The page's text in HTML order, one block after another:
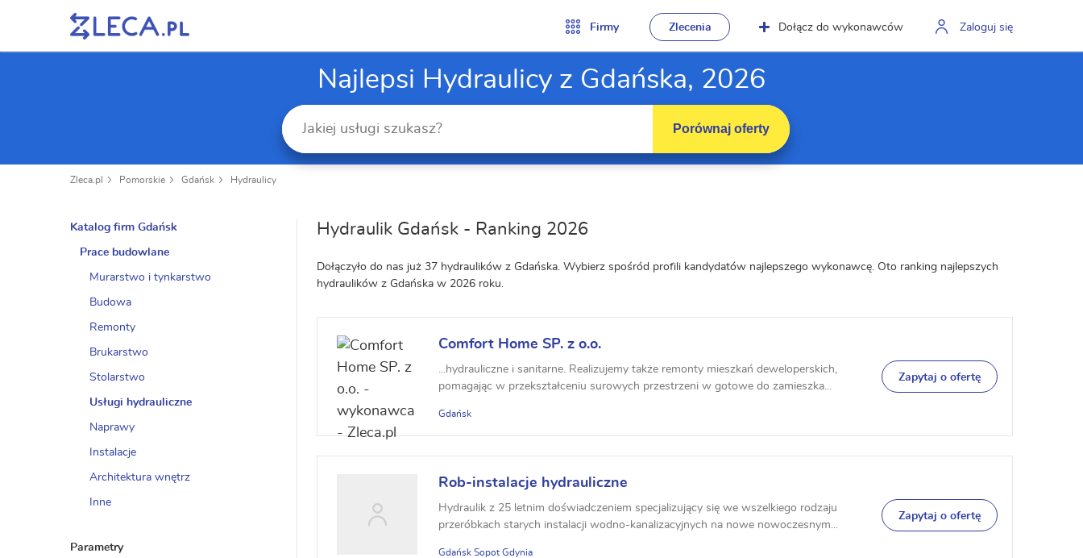
Firmy Zlecenia Dołącz do wykonawców Zaloguj się
Najlepsi Hydraulicy z Gdańska, 2026
Porównaj oferty
Zleca.pl Pomorskie Gdańsk Hydraulicy
Hydraulik Gdańsk - Ranking 2026
Dołączyło do nas już 37 hydraulików z Gdańska. Wybierz spośród profili kandydatów najlepszego wykonawcę. Oto ranking najlepszych
hydraulików z Gdańska w 2026 roku.
Comfort Home SP. z o.o.
...hydrauliczne i sanitarne. Realizujemy także remonty mieszkań deweloperskich,
pomagając w przekształceniu surowych przestrzeni w gotowe do zamieszka...
Gdańsk
Zapytaj o ofertę
Rob-instalacje hydrauliczne
Hydraulik z 25 letnim doświadczeniem specjalizujący się we wszelkiego rodzaju
przeróbkach starych instalacji wodno-kanalizacyjnych na nowe nowoczesnym...
Gdańsk Sopot Gdynia
Zapytaj o ofertę
Katalog firm Gdańsk
Prace budowlane
Murarstwo i tynkarstwo
Budowa
Remonty
Brukarstwo
Stolarstwo
Usługi hydrauliczne
Naprawy
Instalacje
Architektura wnętrz
Inne
Parametry